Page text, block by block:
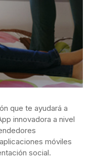
que te ayudará a
innovadora a nivel
móviles
social.